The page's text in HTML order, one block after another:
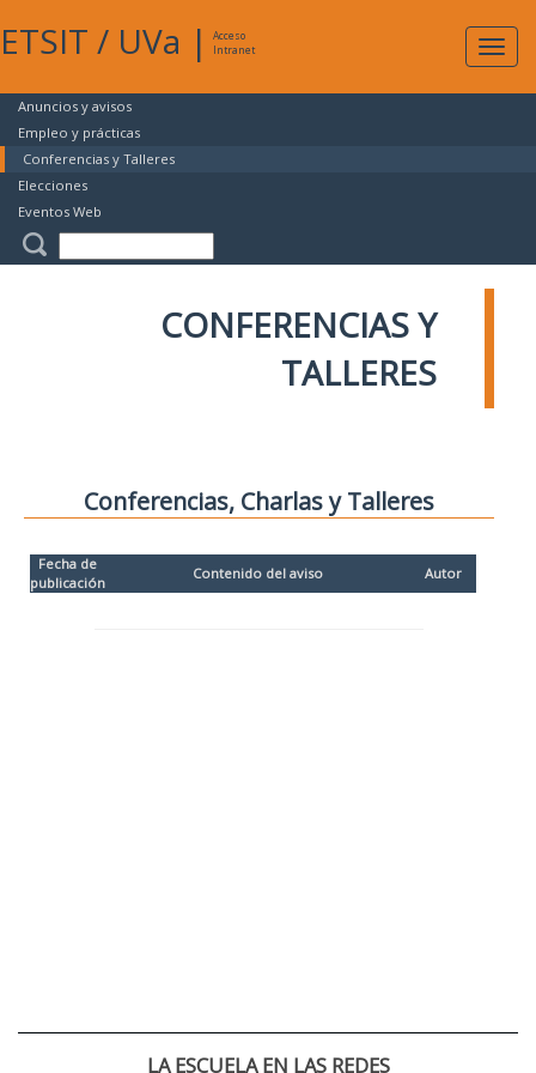
ETSIT / UVa |
Acceso
Intranet
Anuncios y avisos
Empleo y prácticas
Conferencias y Talleres
Elecciones
Eventos Web
CONFERENCIAS Y
TALLERES
Conferencias, Charlas y Talleres
Fecha de
publicación
Contenido del aviso Autor
LA ESCUELA EN LAS REDES